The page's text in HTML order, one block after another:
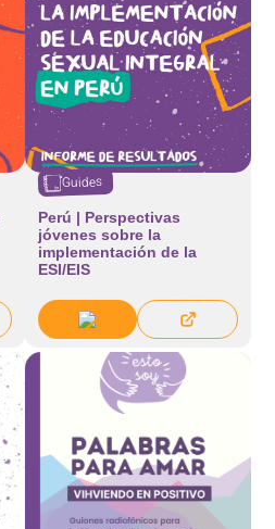
Guides
Perú | Perspectivas
jóvenes sobre la
implementación de la
ESI/EIS